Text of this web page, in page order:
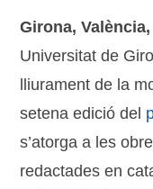
Girona,
Universitat de
lliurament de la
setena edició del
s’atorga a les
redactades en